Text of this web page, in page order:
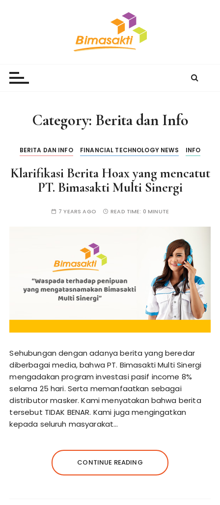
Category: Berita dan Info
BERITA DAN INFO FINANCIAL TECHNOLOGY NEWS INFO
Klarifikasi Berita Hoax yang mencatut
PT. Bimasakti Multi Sinergi
7 YEARS AGO READ TIME: 0 MINUTE
Sehubungan dengan adanya berita yang beredar
diberbagai media, bahwa PT. Bimasakti Multi Sinergi
mengadakan program investasi pasif income 8%
selama 25 hari. Serta memanfaatkan sebagai
distributor masker. Kami menyatakan bahwa berita
tersebut TIDAK BENAR. Kami juga mengingatkan
kepada seluruh masyarakat…
CONTINUE READING